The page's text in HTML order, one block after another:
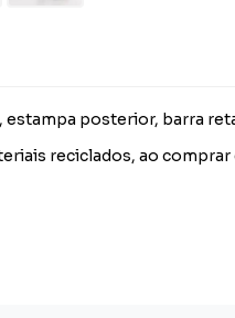
posterior, barra
reciclados, ao